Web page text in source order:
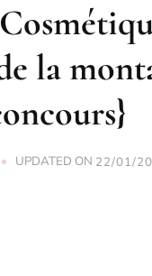
la
UPDATED ON 22/01/